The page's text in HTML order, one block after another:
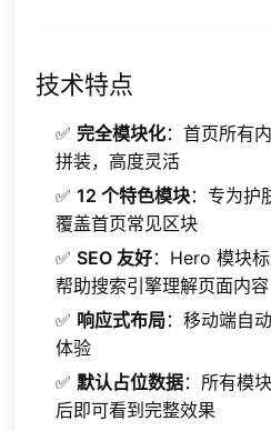
技术特点
✅完全模块化：首页所有
拼装，高度灵活
✅12 个特色模块：专为护
覆盖首页常见区块
✅SEO 友好：Hero 模块
帮助搜索引擎理解页面内容
✅ 响应式布局：移动端自
体验
✅ 默认占位数据：所有模
后即可看到完整效果